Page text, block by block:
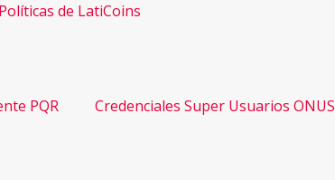
Políticas de LatiCoins
PQR Credenciales Super Usuarios ONUS